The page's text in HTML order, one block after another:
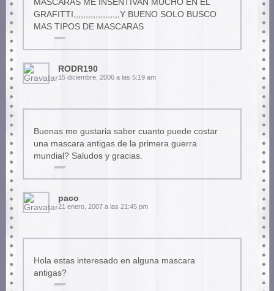
MASCARAS ME INSENTIVAN MUCHO EN EL
GRAFITTI,,,,,,,,,,,,,,,,,,,Y BUENO SOLO BUSCO
MAS TIPOS DE MASCARAS
RODR190
15 diciembre, 2006 a las 5:19 am
Buenas me gustaria saber cuanto puede costar
una mascara antigas de la primera guerra
mundial? Saludos y gracias.
paco
21 enero, 2007 a las 21:45 pm
Hola estas interesado en alguna mascara
antigas?